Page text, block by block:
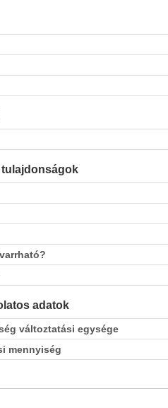
adatok
változtatási egysége
mennyiség